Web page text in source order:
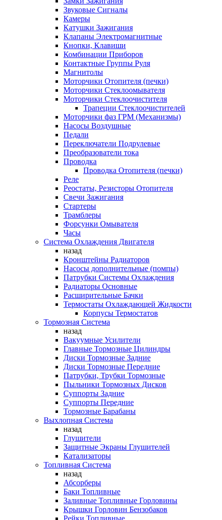
Звуковые Сигналы
Камеры
Катушки Зажигания
Клапаны Электромагнитные
Кнопки, Клавиши
Комбинации Приборов
Контактные Группы Руля
Магнитолы
Моторчики Отопителя (печки)
Моторчики Стеклоомывателя
Моторчики Стеклоочистителя
Трапеции Стеклоочистителей
Моторчики фаз ГРМ (Механизмы)
Насосы Воздушные
Педали
Переключатели Подрулевые
Преобразователи тока
Проводка
Проводка Отопителя (печки)
Реле
Реостаты, Резисторы Отопителя
Свечи Зажигания
Стартеры
Трамблеры
Форсунки Омывателя
Часы
Система Охлаждения Двигателя
назад
Кронштейны Радиаторов
Насосы дополнительные (помпы)
Патрубки Системы Охлаждения
Радиаторы Основные
Расширительные Бачки
Термостаты Охлаждающей Жидкости
Корпусы Термостатов
Тормозная Система
назад
Вакуумные Усилители
Главные Тормозные Цилиндры
Диски Тормозные Задние
Диски Тормозные Передние
Патрубки, Трубки Тормозные
Пыльники Тормозных Дисков
Суппорты Задние
Суппорты Передние
Тормозные Барабаны
Выхлопная Система
назад
Глушители
Защитные Экраны Глушителей
Катализаторы
Топливная Система
назад
Абсорберы
Баки Топливные
Заливные Топливные Горловины
Крышки Горловин Бензобаков
Рейки Топливные